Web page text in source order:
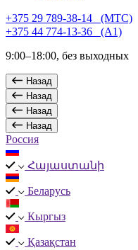
+375 29 789-38-14⠀(МТС)
+375 44 774-13-36⠀(А1)
9:00–18:00, без выходных
Назад
Назад
Назад
Назад
Россия
Հայաստանի
Беларусь
Кыргыз
Қазақстан